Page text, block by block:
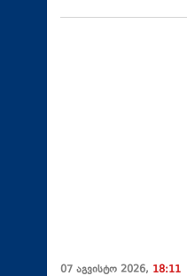
07 აგვისტო 2026, 18:11